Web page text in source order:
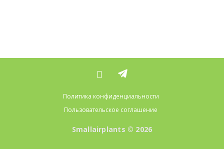
Политика конфиденциальности
Пользовательское соглашение
Smallairplants © 2026